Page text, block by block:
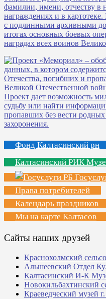
Фонд Калтасинский рн
Калтасинский РИК
Права потребителей
Календарь праздников
Мы на карте Калтасов
Сайты наших друзей
Краснохолмский
Альшеевский Отдел
Калтасинский И-К
Новокильбахтинский
Краеведческий музей